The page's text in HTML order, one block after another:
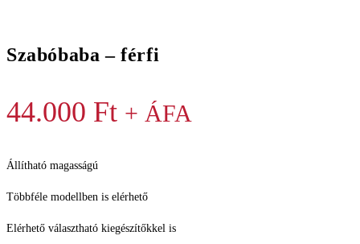
Szabóbaba – férfi
44.000 Ft + ÁFA
Állítható magasságú
Többféle modellben is elérhető
Elérhető választható kiegészítőkkel is